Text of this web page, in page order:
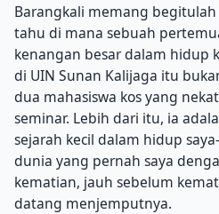
Barangkali memang
tahu di mana sebuah
kenangan besar dalam hidup
di UIN Sunan Kalijaga itu
dua mahasiswa kos yang
seminar. Lebih dari itu, ia
sejarah kecil dalam hidup
dunia yang pernah saya
kematian, jauh sebelum
datang menjemputnya.